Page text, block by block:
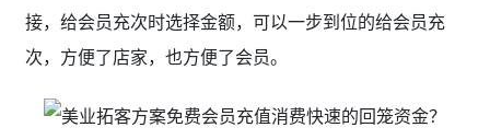
接，给会员充次时选择金额，可以一步到位的给会员充
次，方便了店家，也方便了会员。